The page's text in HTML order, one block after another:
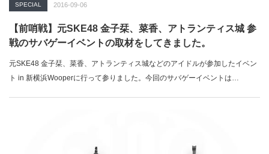
SPECIAL 2016-09-06
【前哨戦】元SKE48 金子栞、菜香、アトランティス城 参
戦のサバゲーイベントの取材をしてきました。
元SKE48 金子栞、菜香、アトランティス城などのアイドルが参加したイベン
ト in 新横浜Wooperに行って参りました。今回のサバゲーイベントは…